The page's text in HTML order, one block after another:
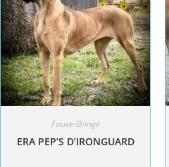
Fauve-Bringé
ERA PEP’S D’IRONGUARD